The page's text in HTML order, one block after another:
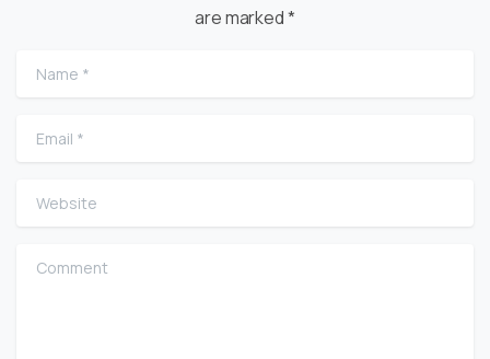
are marked *
Name
Email
Website
Comment